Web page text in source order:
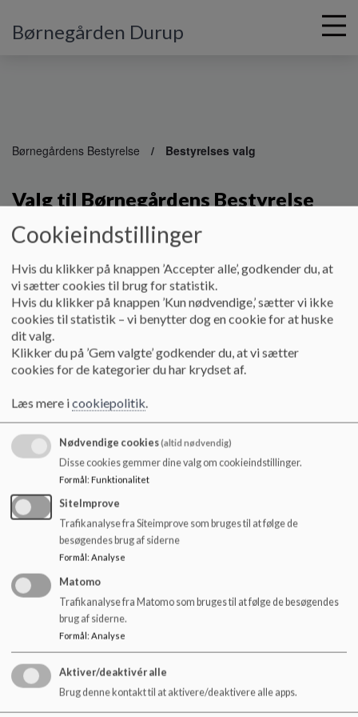
Børnegården Durup
Børnegårdens Bestyrelse Bestyrelses valg
Valg til Børnegårdens Bestyrelse
Der er valg til Børnegårdens Bestyrelse hvert år ved
Børnegårdens sommerfest i juni måned.
Festen hvor vi også tager afsked med de kommende
skolebørn.
Alle forældrene deltager i valget til Børnegårdens
Bestyrelse, mens personalet med hjælp fra store søskende
passer alle børnene, der deltager i festen.
Her under kan du via linket læse Styrelsesvedtægt for Skive
Kommunes dagtilbud:
https://skive.dk/media/rl4diugd/styrelsesvedtaegt-
for-dagtilbud-til-skivedk.pdf
og Børnegårdens Forretningsorden
Dokumenter
Cookieindstillinger
Hvis du klikker på knappen ’Accepter alle’, godkender du, at
vi sætter cookies til brug for statistik.
Hvis du klikker på knappen ’Kun nødvendige,’ sætter vi ikke
cookies til statistik – vi benytter dog en cookie for at huske
dit valg.
Klikker du på ’Gem valgte’ godkender du, at vi sætter
cookies for de kategorier du har krydset af.
Læs mere icookiepolitik.
Nødvendige cookies(altid nødvendig)
Disse cookies gemmer dine valg om cookieindstillinger.
Formål: Funktionalitet
SiteImprove
Trafikanalyse fra Siteimprove som bruges til at følge de
besøgendes brug af siderne
Formål : Analyse
Matomo
Trafikanalyse fra Matomo som bruges til at følge de besøgendes
brug af siderne.
Formål: Analyse
Aktiver/deaktivér alle
Brug denne kontakt til at aktivere/deaktivere alle apps.